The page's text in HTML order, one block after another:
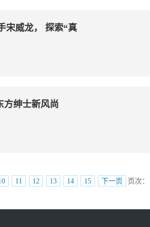
宋威龙， 探索“真
方绅士新风尚
11 12 13 14 15 下一页 页次：